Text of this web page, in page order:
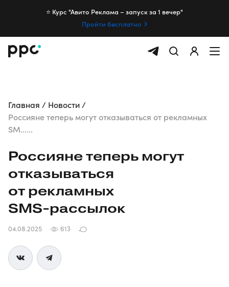
⭐️ Курс "Авито Реклама – запуск за 1 вечер"
Пройти бесплатно
Главная
Новости
Россияне теперь могут отказываться от рекламных
SM......
Россияне теперь могут
отказываться
от рекламных
SMS-рассылок
04.08.2025 613